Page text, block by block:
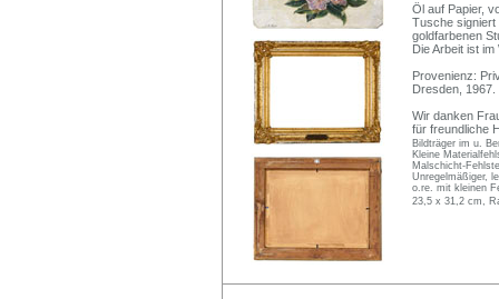
Öl auf Papier,
Tusche signiert
goldfarbenen
Die Arbeit ist
Provenienz:
Dresden, 1967.
Wir danken
für freundliche
Bildträger im u.
Kleine
Malschicht-
Unregelmäßiger,
o.re. mit kleinen
23,5 x 31,2 cm,